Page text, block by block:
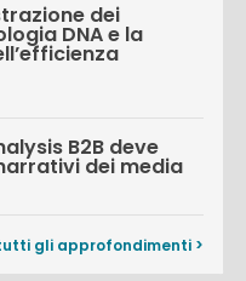
dei
DNA e la
B2B deve
dei media
gli approfondimenti >